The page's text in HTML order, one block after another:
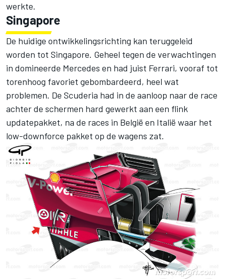
werkte.
Singapore
De huidige ontwikkelingsrichting kan teruggeleid
worden tot Singapore. Geheel tegen de verwachtingen
in domineerde Mercedes en had juist Ferrari, vooraf tot
torenhoog favoriet gebombardeerd, heel wat
problemen. De Scuderia had in de aanloop naar de race
achter de schermen hard gewerkt aan een flink
updatepakket, na de races in België en Italië waar het
low-downforce pakket op de wagens zat.